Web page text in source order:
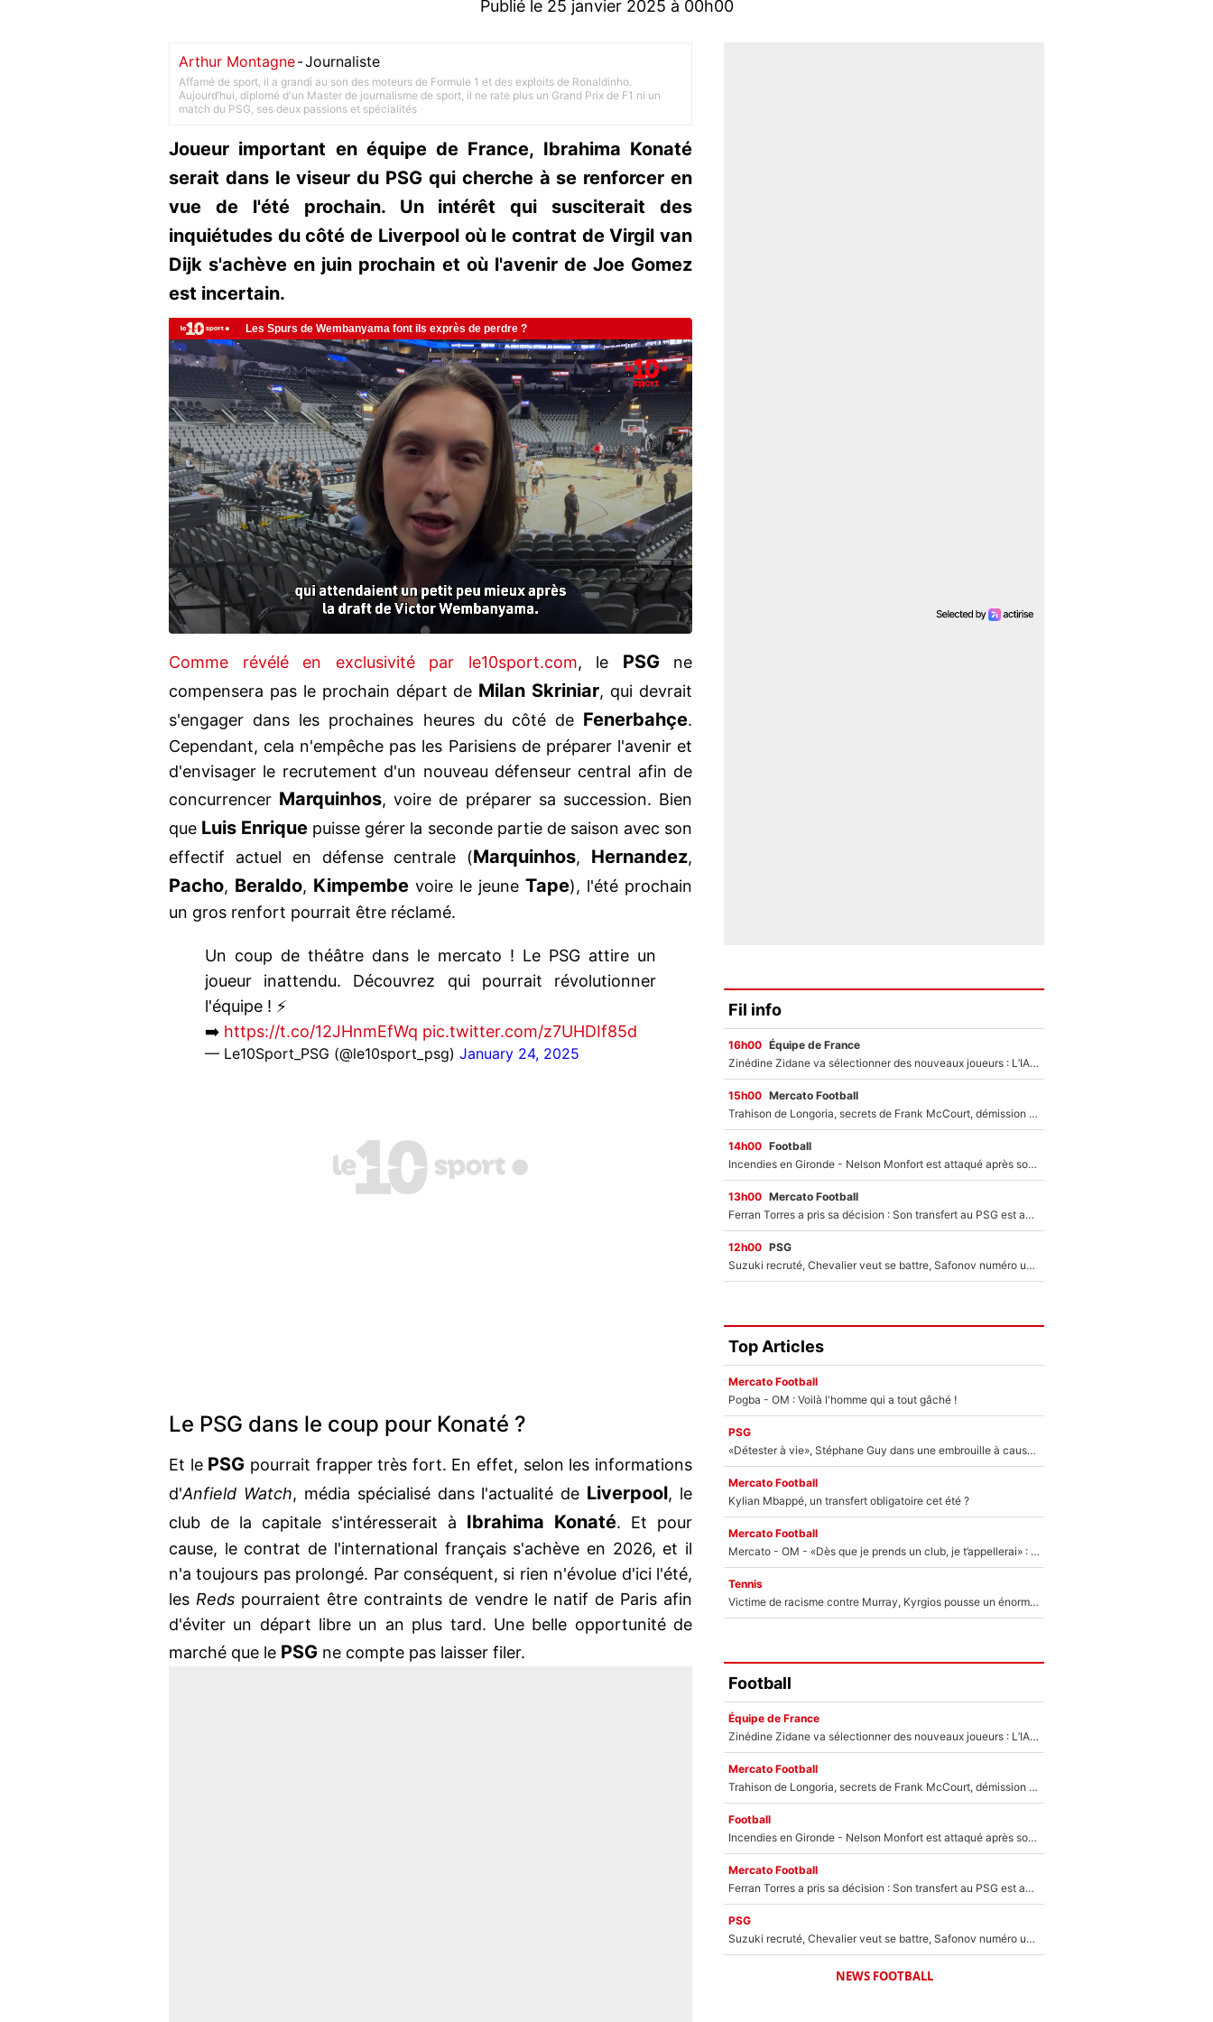
Publié le 25 janvier 2025 à 00h00
Arthur Montagne-Journaliste
Affamé de sport, il a grandi au son des moteurs de Formule 1 et des exploits de Ronaldinho.
Aujourd’hui, diplomé d'un Master de journalisme de sport, il ne rate plus un Grand Prix de F1 ni un
match du PSG, ses deux passions et spécialités
Joueur important en équipe de France, Ibrahima Konaté
serait dans le viseur du PSG qui cherche à se renforcer en
vue de l'été prochain. Un intérêt qui susciterait des
inquiétudes du côté de Liverpool où le contrat de Virgil van
Dijk s'achève en juin prochain et où l'avenir de Joe Gomez
est incertain.
Comme révélé en exclusivité par le10sport.com, le PSG
ne
compensera pas le prochain départ de Milan Skriniar, qui devrait
s'engager dans les prochaines heures du côté de Fenerbahçe.
Cependant, cela n'empêche pas les Parisiens de préparer l'avenir et
d'envisager le recrutement d'un nouveau défenseur central afin de
concurrencer Marquinhos, voire de préparer sa succession. Bien
que Luis Enrique puisse gérer la seconde partie de saison avec son
effectif actuel en défense centrale (Marquinhos, Hernandez,
Pacho, Beraldo, Kimpembe voire le jeune Tape), l'été prochain
un gros renfort pourrait être réclamé.
Un coup de théâtre dans le mercato ! Le PSG attire un
joueur inattendu. Découvrez qui pourrait révolutionner
l'équipe ! ⚡️
➡️ https://t.co/12JHnmEfWq pic.twitter.com/z7UHDIf85d
— Le10Sport_PSG (@le10sport_psg) January 24, 2025
Le PSG dans le coup pour Konaté ?
Et le PSG pourrait frapper très fort. En effet, selon les informations
d'Anfield Watch, média spécialisé dans l'actualité de Liverpool, le
club de la capitale s'intéresserait à Ibrahima Konaté. Et pour
cause, le contrat de l'international français s'achève en 2026, et il
n'a toujours pas prolongé. Par conséquent, si rien n'évolue d'ici l'été,
lesReds pourraient être contraints de vendre le natif de Paris afin
d'éviter un départ libre un an plus tard. Une belle opportunité de
marché que le PSG ne compte pas laisser filer.
Fil info
16h00 Équipe de France
Zinédine Zidane va sélectionner des nouveaux joueurs : L’IA dévoile les 5 cracks qui pourraient rapidement le rejoindre en équipe de France !
15h00 Mercato Football
Trahison de Longoria, secrets de Frank McCourt, démission de Roberto De Zerbi : Medhi Benatia se lâche sur son départ de l'OM et fait d'importantes révélations
14h00 Football
Incendies en Gironde - Nelson Monfort est attaqué après son dérapage sur CNews : «Et lui, il prend combien pour parler dans un studio climatisé?»
13h00 Mercato Football
Ferran Torres a pris sa décision : Son transfert au PSG est annoncé en Espagne !
12h00 PSG
Suzuki recruté, Chevalier veut se battre, Safonov numéro un… Le PSG se lance encore dans un gros chantier pour le poste de gardien de but
Top Articles
Mercato Football
Pogba - OM : Voilà l'homme qui a tout gâché !
PSG
«Détester à vie», Stéphane Guy dans une embrouille à cause du PSG !
Mercato Football
Kylian Mbappé, un transfert obligatoire cet été ?
Mercato Football
Mercato - OM - «Dès que je prends un club, je t’appellerai» : La promesse de Marcelino au moment de claquer la porte
Tennis
Victime de racisme contre Murray, Kyrgios pousse un énorme coup de gueule !
Football
Équipe de France
Zinédine Zidane va sélectionner des nouveaux joueurs : L’IA dévoile les 5 cracks qui pourraient rapidement le rejoindre en équipe de France !
Mercato Football
Trahison de Longoria, secrets de Frank McCourt, démission de Roberto De Zerbi : Medhi Benatia se lâche sur son départ de l'OM et fait d'importantes révélations
Football
Incendies en Gironde - Nelson Monfort est attaqué après son dérapage sur CNews : «Et lui, il prend combien pour parler dans un studio climatisé?»
Mercato Football
Ferran Torres a pris sa décision : Son transfert au PSG est annoncé en Espagne !
PSG
Suzuki recruté, Chevalier veut se battre, Safonov numéro un… Le PSG se lance encore dans un gros chantier pour le poste de gardien de but
NEWS FOOTBALL